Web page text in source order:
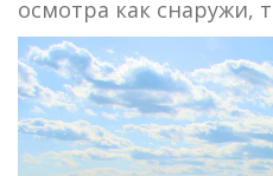
осмотра как снаружи,